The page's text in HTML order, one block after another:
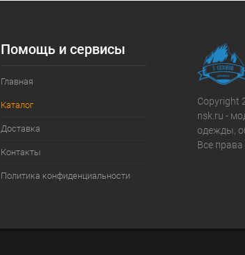
Помощь и сервисы
Главная
Каталог
Доставка
Контакты
Политика конфиденциальности
Copyright
nsk.ru -
одежды,
Все